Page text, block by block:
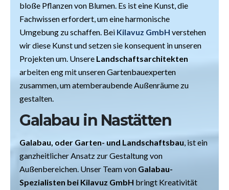
bloße Pflanzen von Blumen. Es ist eine Kunst, die
Fachwissen erfordert, um eine harmonische
Umgebung zu schaffen. Bei Kilavuz GmbH verstehen
wir diese Kunst und setzen sie konsequent in unseren
Projekten um. Unsere Landschaftsarchitekten
arbeiten eng mit unseren Gartenbauexperten
zusammen, um atemberaubende Außenräume zu
gestalten.
Galabau in Nastätten
Galabau, oder Garten- und Landschaftsbau, ist ein
ganzheitlicher Ansatz zur Gestaltung von
Außenbereichen. Unser Team von Galabau-
Spezialisten bei Kilavuz GmbH bringt Kreativität